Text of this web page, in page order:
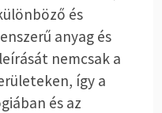
és
anyag és
nemcsak a
így a
és az